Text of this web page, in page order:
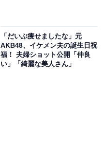
「だいぶ痩せましたな」元
AKB48、イケメン夫の誕生日祝
福！ 夫婦ショット公開「仲良
い」「綺麗な美人さん」